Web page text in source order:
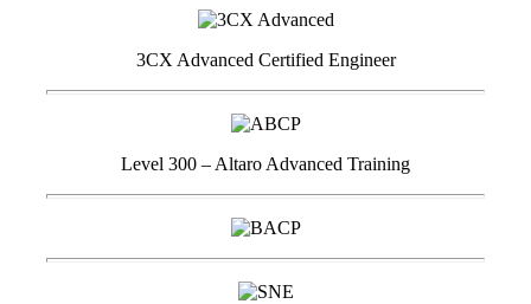
3CX Advanced Certified Engineer
Level 300 – Altaro Advanced Training